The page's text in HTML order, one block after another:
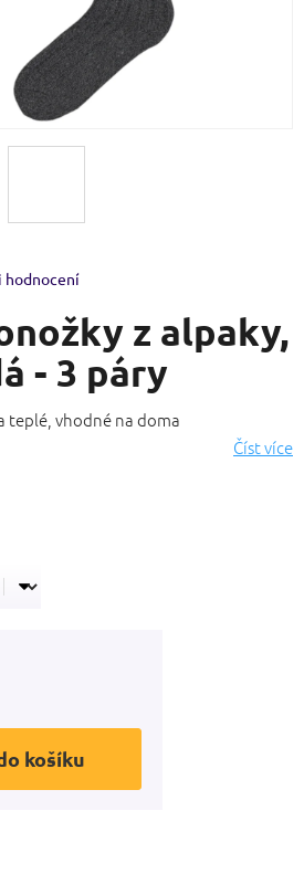
hodnocení
z alpaky,
- 3 páry
teplé, vhodné na doma
Číst více
košíku